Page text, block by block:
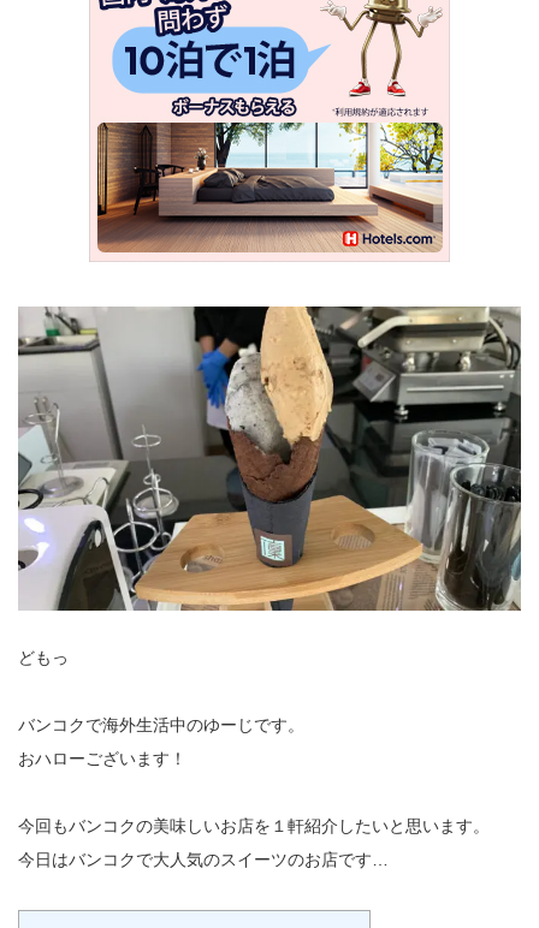
どもっ
バンコクで海外生活中のゆーじです。
おハローございます！
今回もバンコクの美味しいお店を１軒紹介したいと思います。
今日はバンコクで大人気のスイーツのお店です…